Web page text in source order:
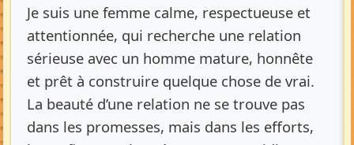
Je suis une femme calme, respectueuse et
attentionnée, qui recherche une relation
sérieuse avec un homme mature, honnête
et prêt à construire quelque chose de vrai.
La beauté d’une relation ne se trouve pas
dans les promesses, mais dans les efforts,